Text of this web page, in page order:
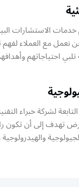
الاستشارات
مع العملاء لفهم
احتياجاتهم
لشركة خبراء
تهدف إلى أن تكون
والهيدرولوجية